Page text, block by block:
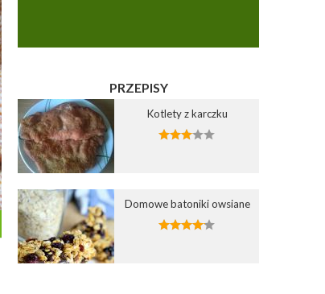
PRZEPISY
Kotlety z karczku
Domowe batoniki owsiane